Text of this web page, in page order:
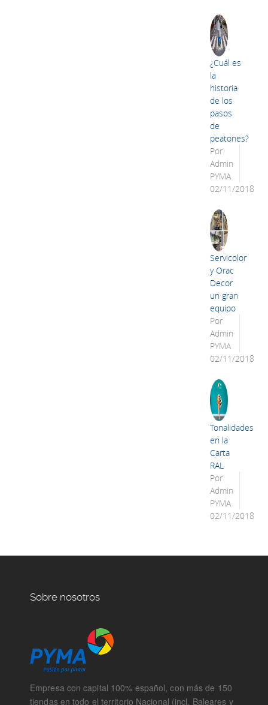
¿Cuál es
la
historia
de los
pasos
de
peatones?
Por
Admin
PYMA
02/11/2018
Servicolor
y Orac
Decor
un gran
equipo
Por
Admin
PYMA
02/11/2018
Tonalidades
en la
Carta
RAL
Por
Admin
PYMA
02/11/2018
Sobre nosotros
Empresa con capital 100% español, con más de 150
tiendas en todo el territorio Nacional (incl. Baleares y